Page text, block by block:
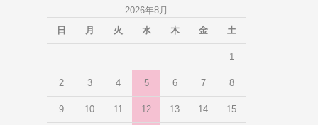
2026年8月
日
月 火 水 木 金 土
1
2 3 4 5 6 7 8
9 10 11 12 13 14 15